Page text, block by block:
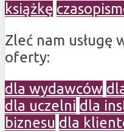
książkę
Zleć nam usługę
oferty:
dla wydawców
dla uczelni dla
biznesu dla